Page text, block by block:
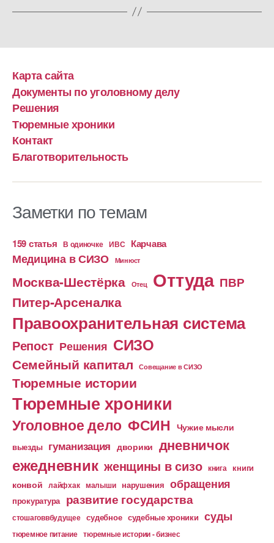
Карта сайта
Документы по уголовному делу
Решения
Тюремные хроники
Контакт
Благотворительность
Заметки по темам
159 статья В одиночке ИВС Карчава
Медицина в СИЗО Минюст
Москва-Шестёрка Отец Оттуда ПВР
Питер-Арсеналка
Правоохранительная система
Репост Решения СИЗО
Семейный капитал Совещание в СИЗО
Тюремные истории
Тюремные хроники
Уголовное дело ФСИН Чужие мысли
выезды гуманизация дворики дневничок
ежедневник женщины в сизо книга книги
конвой лайфхак малыши нарушения обращения
прокуратура развитие государства
стошаговвбудущее судебное судебные хроники суды
тюремное питание тюремные истории - бизнес